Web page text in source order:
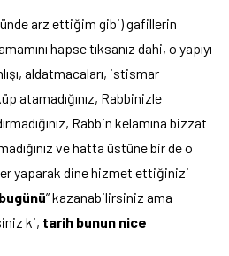
arz ettiğim gibi) gafillerin
hapse tıksanız dahi, o yapıyı
aldatmacaları, istismar
atamadığınız, Rabbinizle
Rabbin kelamına bizzat
ve hatta üstüne bir de o
yaparak dine hizmet ettiğinizi
” kazanabilirsiniz ama
ki, tarih bunun nice